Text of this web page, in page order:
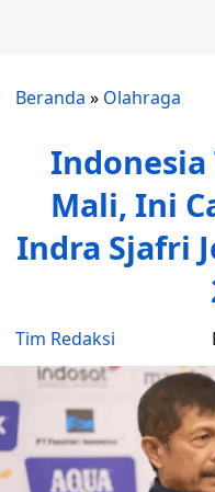
Beranda » Olahraga
Indonesia
Mali, Ini
Indra Sjafri
Tim Redaksi